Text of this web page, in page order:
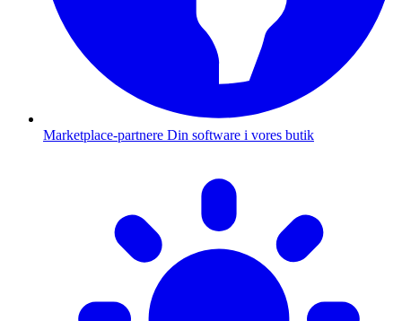
Marketplace-partnere Din software i vores butik